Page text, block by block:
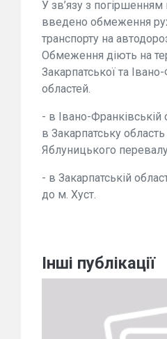
У зв’язу з
введено обмеження
транспорту на
Обмеження діють на
Закарпатської та
областей.
- в Івано-Франківській
в Закарпатську область
Яблуницького
- в Закарпатській
до м. Хуст.
Інші публікації